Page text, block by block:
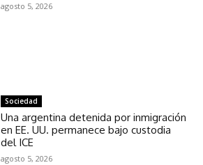
agosto 5, 2026
Sociedad
Una argentina detenida por inmigración
en EE. UU. permanece bajo custodia
del ICE
agosto 5, 2026